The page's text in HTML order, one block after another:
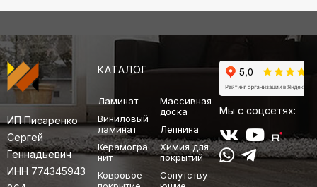
ИП Писаренко
Сергей
Геннадьевич
ИНН 774345943
КАТАЛОГ
Ламинат
Виниловый
ламинат
Керамогра
нит
Ковровое
Массивная
доска
Лепнина
Химия для
покрытий
Сопутству
Мы с соцсетях: